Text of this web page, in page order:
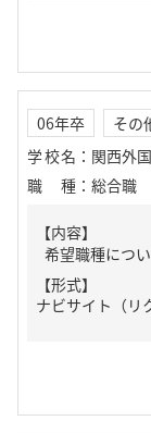
06年卒 その
学校名 ： 関西外
職種 ： 総合職
【内容】
希望職種につ
【形式】
ナビサイト（リ